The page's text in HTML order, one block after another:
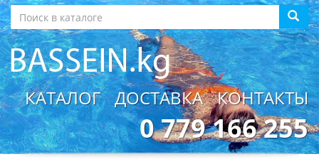
КАТАЛОГ ДОСТАВКА КОНТАКТЫ
0 779 166 255